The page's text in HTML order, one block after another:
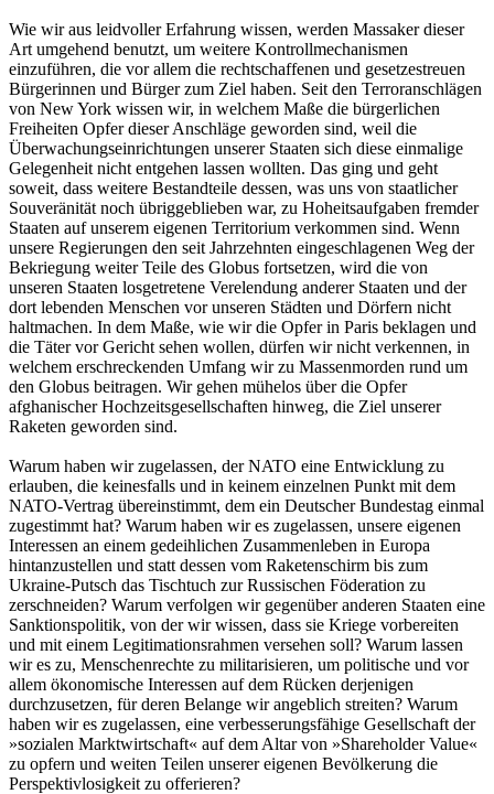
Wie wir aus leidvoller Erfahrung wissen, werden Massaker dieser
Art umgehend benutzt, um weitere Kontrollmechanismen
einzuführen, die vor allem die rechtschaffenen und gesetzestreuen
Bürgerinnen und Bürger zum Ziel haben. Seit den Terroranschlägen
von New York wissen wir, in welchem Maße die bürgerlichen
Freiheiten Opfer dieser Anschläge geworden sind, weil die
Überwachungseinrichtungen unserer Staaten sich diese einmalige
Gelegenheit nicht entgehen lassen wollten. Das ging und geht
soweit, dass weitere Bestandteile dessen, was uns von staatlicher
Souveränität noch übriggeblieben war, zu Hoheitsaufgaben fremder
Staaten auf unserem eigenen Territorium verkommen sind. Wenn
unsere Regierungen den seit Jahrzehnten eingeschlagenen Weg der
Bekriegung weiter Teile des Globus fortsetzen, wird die von
unseren Staaten losgetretene Verelendung anderer Staaten und der
dort lebenden Menschen vor unseren Städten und Dörfern nicht
haltmachen. In dem Maße, wie wir die Opfer in Paris beklagen und
die Täter vor Gericht sehen wollen, dürfen wir nicht verkennen, in
welchem erschreckenden Umfang wir zu Massenmorden rund um
den Globus beitragen. Wir gehen mühelos über die Opfer
afghanischer Hochzeitsgesellschaften hinweg, die Ziel unserer
Raketen geworden sind.
Warum haben wir zugelassen, der NATO eine Entwicklung zu
erlauben, die keinesfalls und in keinem einzelnen Punkt mit dem
NATO-Vertrag übereinstimmt, dem ein Deutscher Bundestag einmal
zugestimmt hat? Warum haben wir es zugelassen, unsere eigenen
Interessen an einem gedeihlichen Zusammenleben in Europa
hintanzustellen und statt dessen vom Raketenschirm bis zum
Ukraine-Putsch das Tischtuch zur Russischen Föderation zu
zerschneiden? Warum verfolgen wir gegenüber anderen Staaten eine
Sanktionspolitik, von der wir wissen, dass sie Kriege vorbereiten
und mit einem Legitimationsrahmen versehen soll? Warum lassen
wir es zu, Menschenrechte zu militarisieren, um politische und vor
allem ökonomische Interessen auf dem Rücken derjenigen
durchzusetzen, für deren Belange wir angeblich streiten? Warum
haben wir es zugelassen, eine verbesserungsfähige Gesellschaft der
»sozialen Marktwirtschaft« auf dem Altar von »Shareholder Value«
zu opfern und weiten Teilen unserer eigenen Bevölkerung die
Perspektivlosigkeit zu offerieren?